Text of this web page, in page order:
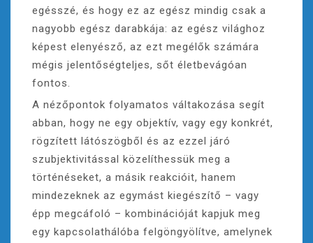
egésszé, és hogy ez az egész mindig csak a
nagyobb egész darabkája: az egész világhoz
képest elenyésző, az ezt megélők számára
mégis jelentőségteljes, sőt életbevágóan
fontos.
A nézőpontok folyamatos váltakozása segít
abban, hogy ne egy objektív, vagy egy konkrét,
rögzített látószögből és az ezzel járó
szubjektivitással közelíthessük meg a
történéseket, a másik reakcióit, hanem
mindezeknek az egymást kiegészítő – vagy
épp megcáfoló – kombinációját kapjuk meg
egy kapcsolathálóba felgöngyölítve, amelynek